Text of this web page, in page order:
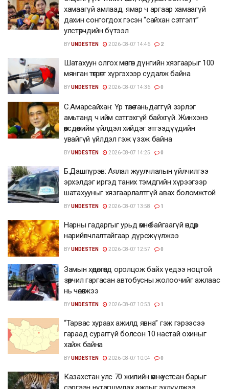
хамаагүй амлаад, ямар ч аргаар хамаагүй
дахин сонгогдох гэсэн “сайхан сэтгэлт”
улстөрчдийн бүтээл
BYUNDESTEN 2026-08-07 14:46 2
Шатахуун олгох мөнгөн дүнгийн хязгаарыг 100
мянган төгрөгт хүргэхээр судалж байна
BYUNDESTEN 2026-08-07 14:36 0
С.Амарсайхан: Үр төлөө таньдаггүй зэрлэг
амьтанд ч ийм сэтгэхгүй байхгүй. Жинхэнэ
өөрсдөө тийм үйлдэл хийдэг этгээдүүдийн
увайгүй үйлдэл гэж үзэж байна
BYUNDESTEN 2026-08-07 14:25 0
Б.Дашпүрэв: Аялал жуулчлалын үйлчилгээ
эрхэлдэг иргэд таних тэмдгийн хүрээгээр
шатахууныг хязгаарлалтгүй авах боломжтой
BYUNDESTEN 2026-08-07 13:58 1
Нарны гадаргыг урьд өмнө байгаагүй өндөр
нарийвчлалтайгаар дүрсжүүлжээ
BYUNDESTEN 2026-08-07 12:57 0
Замын хөдөлгөөнд оролцож байх үедээ ноцтой
зөрчил гаргасан автобусны жолоочийг ажлаас
нь чөлөөлжээ
BYUNDESTEN 2026-08-07 10:53 1
“Тарвас хураах ажилд явна” гэж гэрээсээ
гараад сураггүй болсон 10 настай охиныг
хайж байна
BYUNDESTEN 2026-08-07 10:04 0
Казахстан улс 70 жилийн өмнө устсан барыг